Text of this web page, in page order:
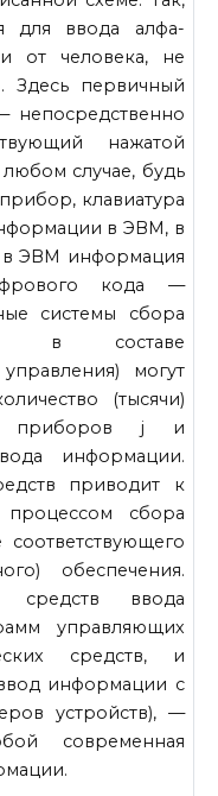
для ввода алфа­
от человека, не
Здесь первичный
непосредствен­но
нажатой
случае, будь
клавиа­тура
в ЭВМ, в
в ЭВМ информация
кода —
системы сбора
в составе
могут
(тысячи)
приборов j и
информации.
приводит к
процессом сбора
обеспечения.
средств ввода
управляющих
средств, и
информации с
устройств), —
современная